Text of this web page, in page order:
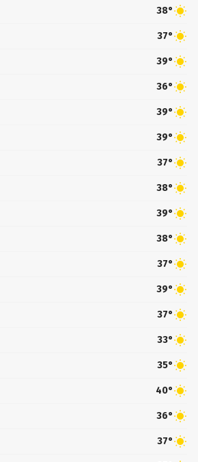
38°
37°
39°
36°
39°
39°
37°
38°
39°
38°
37°
39°
37°
33°
35°
40°
36°
37°